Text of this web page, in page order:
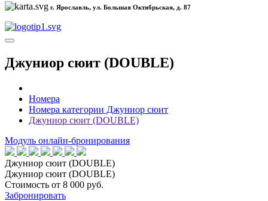
г. Ярославль, ул. Большая Октябрьская, д. 87
Джуниор сюит (DOUBLE)
Номера
Номера категории Джуниор сюит
Джуниор сюит (DOUBLE)
Модуль онлайн-бронирования
Джуниор сюит (DOUBLE)
Джуниор сюит (DOUBLE)
Стоимость от 8 000 руб.
Забронировать